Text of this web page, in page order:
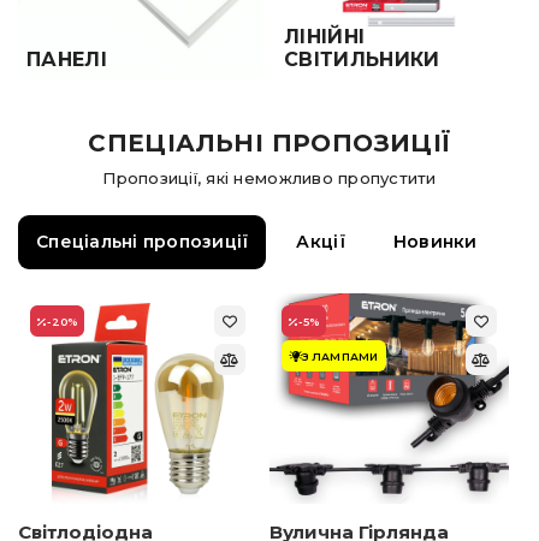
ПАНЕЛІ
ЛІНІЙНІ
СВІТИЛЬНИКИ
СПЕЦІАЛЬНІ ПРОПОЗИЦІЇ
Пропозиції, які неможливо пропустити
Спеціальні пропозиції Акції Новинки
-20%
Світлодіодна
-5%
З ЛАМПАМИ
Вулична Гірлянда